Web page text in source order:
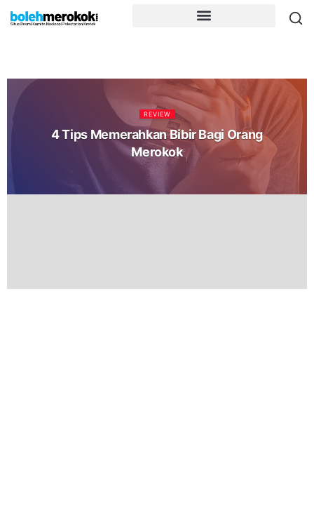
REVIEW
4 Tips Memerahkan Bibir Bagi Orang
Merokok